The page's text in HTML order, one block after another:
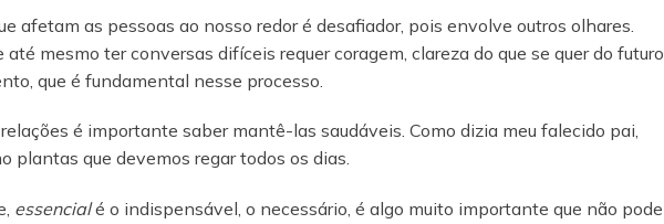
afetam as pessoas ao nosso redor é desafiador, pois envolve outros olhares.
até mesmo ter conversas difíceis requer coragem, clareza do que se quer do futuro
que é fundamental nesse processo.
é importante saber mantê-las saudáveis. Como dizia meu falecido pai,
plantas que devemos regar todos os dias.
essencialé o indispensável, o necessário, é algo muito importante que não pode